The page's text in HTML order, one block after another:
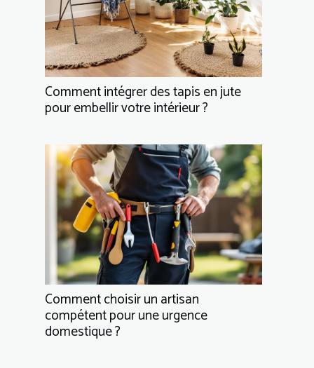
Comment intégrer des tapis en jute
pour embellir votre intérieur ?
Comment choisir un artisan
compétent pour une urgence
domestique ?